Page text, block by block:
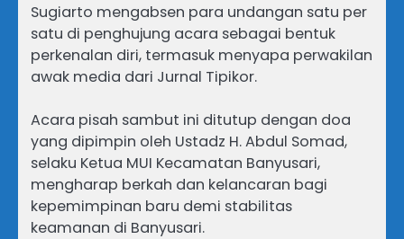
Sugiarto mengabsen para undangan satu per
satu di penghujung acara sebagai bentuk
perkenalan diri, termasuk menyapa perwakilan
awak media dari Jurnal Tipikor.
Acara pisah sambut ini ditutup dengan doa
yang dipimpin oleh Ustadz H. Abdul Somad,
selaku Ketua MUI Kecamatan Banyusari,
mengharap berkah dan kelancaran bagi
kepemimpinan baru demi stabilitas
keamanan di Banyusari.